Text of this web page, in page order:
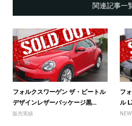
関連記事一
フォルクスワーゲン ザ・ビートル
デザインレザーパッケージ黒...
販売実績
フ
ル